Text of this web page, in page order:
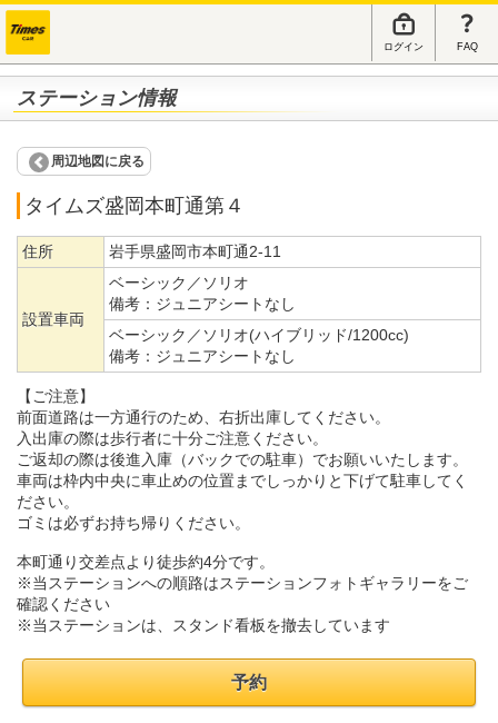
ログイン FAQ
ステーション情報
周辺地図に戻る
タイムズ盛岡本町通第４
住所 岩手県盛岡市本町通2-11
設置車両
ベーシック／ソリオ
備考： ジュニアシートなし
ベーシック／ソリオ(ハイブリッド/1200cc)
備考： ジュニアシートなし
【ご注意】
前面道路は一方通行のため、右折出庫してください。
入出庫の際は歩行者に十分ご注意ください。
ご返却の際は後進入庫（バックでの駐車）でお願いいたします。
車両は枠内中央に車止めの位置までしっかりと下げて駐車してく
ださい。
ゴミは必ずお持ち帰りください。
本町通り交差点より徒歩約4分です。
※当ステーションへの順路はステーションフォトギャラリーをご
確認ください
※当ステーションは、スタンド看板を撤去しています
予約